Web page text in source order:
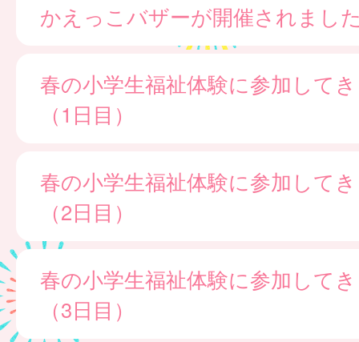
かえっこバザーが開催されまし
春の小学生福祉体験に参加して
（1日目）
春の小学生福祉体験に参加して
（2日目）
春の小学生福祉体験に参加して
（3日目）